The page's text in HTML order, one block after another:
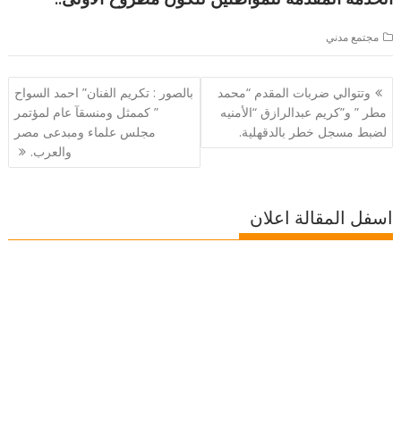
مجتمع مدني
تصفّح
المقالات
وتتوالي ضربات المقدم “محمد
مطر ” و”كريم عبدالرازق “الأمنيه
لضبط مسجل خطر بالدقهلية.
بالصور : تكريم الفنان” احمد السواح
” كممثل ومنسقآ عام لمؤتمر
مجلس علماء ومبدعى مصر
والعرب.
اسفل المقالة اعلان